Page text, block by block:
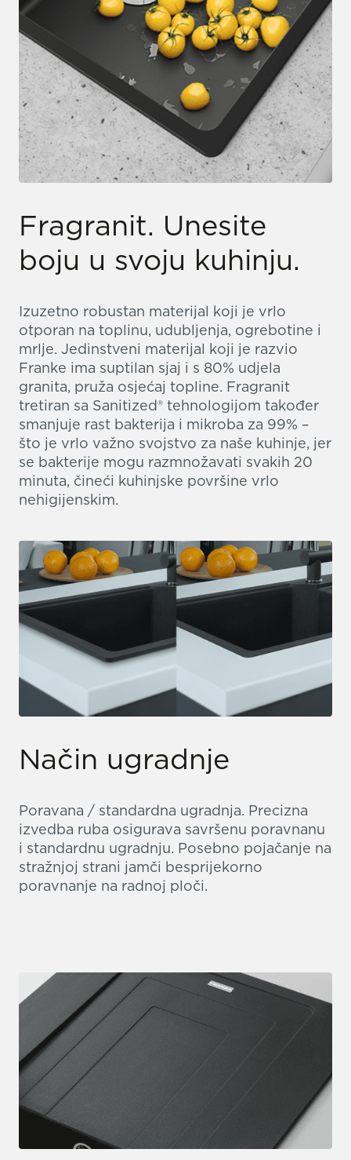
Fragranit. Unesite
boju u svoju kuhinju.
Izuzetno robustan materijal koji je vrlo
otporan na toplinu, udubljenja, ogrebotine i
mrlje. Jedinstveni materijal koji je razvio
Franke ima suptilan sjaj i s 80% udjela
granita, pruža osjećaj topline. Fragranit
tretiran sa Sanitized® tehnologijom također
smanjuje rast bakterija i mikroba za 99% –
što je vrlo važno svojstvo za naše kuhinje, jer
se bakterije mogu razmnožavati svakih 20
minuta, čineći kuhinjske površine vrlo
nehigijenskim.
Način ugradnje
Poravana / standardna ugradnja. Precizna
izvedba ruba osigurava savršenu poravnanu
i standardnu ugradnju. Posebno pojačanje na
stražnjoj strani jamči besprijekorno
poravnanje na radnoj ploči.